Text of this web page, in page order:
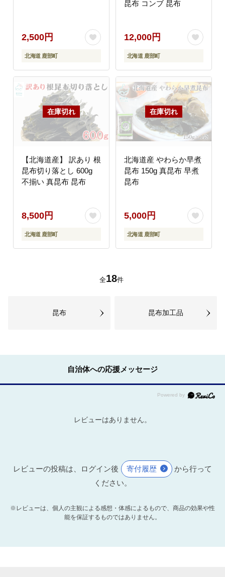
2,500円
北海道 鹿部町
昆布 コンブ 昆布
12,000円
北海道 鹿部町
【北海道産】 訳あり 根
昆布切り落とし 600g
不揃い 真昆布 昆布
8,500円
北海道 鹿部町
北海道産 やわらか早煮
昆布 150g 真昆布 早煮
昆布
5,000円
北海道 鹿部町
全18件
昆布 昆布加工品
自治体への応援メッセージ
レビューはありません。
レビューの投稿は、ログイン後 寄付履歴
から行って
ください。
※レビューは、個人の主観による感想・体感によるもので、商品の効果や性
能を保証するものではありません。